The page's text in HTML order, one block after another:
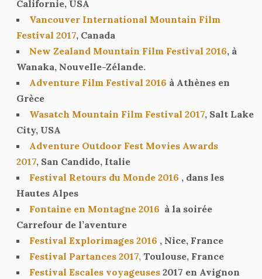
Californie, USA
Vancouver International Mountain Film
Festival 2017, Canada
New Zealand Mountain Film Festival 2016, à
Wanaka, Nouvelle-Zélande.
Adventure Film Festival 2016 à Athènes en
Grèce
Wasatch Mountain Film Festival 2017, Salt Lake
City, USA
Adventure Outdoor Fest Movies Awards
2017, San Candido, Italie
Festival Retours du Monde 2016 , dans les
Hautes Alpes
Fontaine en Montagne 2016 à la soirée
Carrefour de l’aventure
Festival Explorimages 2016 , Nice, France
Festival Partances 2017, Toulouse, France
Festival Escales voyageuses 2017 en Avignon